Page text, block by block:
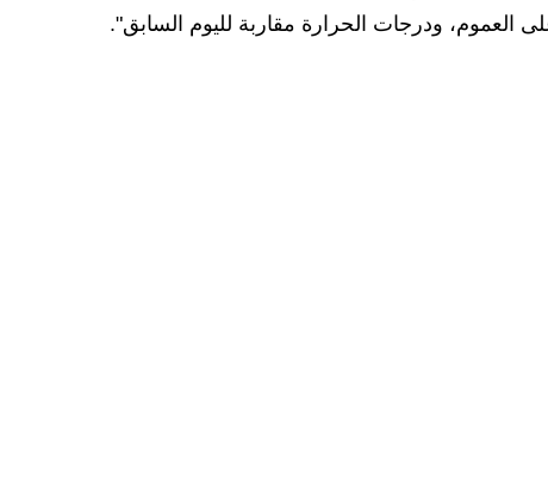
العموم، ودرجات الحرارة مقاربة لليوم السابق".